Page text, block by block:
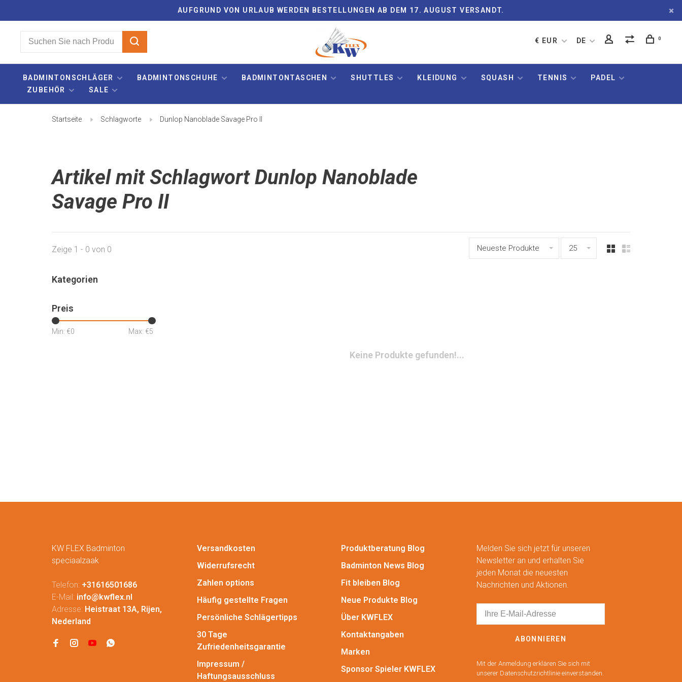
AUFGRUND VON URLAUB WERDEN BESTELLUNGEN AB DEM 17. AUGUST VERSANDT.
€ EUR DE 0
BADMINTONSCHLÄGER BADMINTONSCHUHE BADMINTONTASCHEN SHUTTLES KLEIDUNG SQUASH TENNIS
PADEL
ZUBEHÖR
SALE
Startseite Schlagworte Dunlop Nanoblade Savage Pro II
Artikel mit Schlagwort Dunlop Nanoblade
Savage Pro II
Zeige 1 - 0 von 0 Neueste Produkte 25
Kategorien
Preis
Min: €0 Max: €5
Keine Produkte gefunden!...
KW FLEX Badminton
speciaalzaak
Telefon: +31616501686
E-Mail: info@kwflex.nl
Adresse: Heistraat 13A, Rijen,
Nederland
Versandkosten
Widerrufsrecht
Zahlen options
Häufig gestellte Fragen
Persönliche Schlägertipps
30 Tage
Zufriedenheitsgarantie
Impressum /
Haftungsausschluss
Produktberatung Blog
Badminton News Blog
Fit bleiben Blog
Neue Produkte Blog
Über KWFLEX
Kontaktangaben
Marken
Sponsor Spieler KWFLEX
Melden Sie sich jetzt für unseren
Newsletter an und erhalten Sie
jeden Monat die neuesten
Nachrichten und Aktionen.
ABONNIEREN
Mit der Anmeldung erklären Sie sich mit
unserer Datenschutzrichtlinie einverstanden.